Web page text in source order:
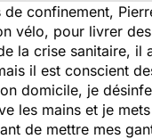
de confinement,
vélo, pour livrer
la crise sanitaire, il
il est conscient
domicile, je
les mains et je
de mettre mes